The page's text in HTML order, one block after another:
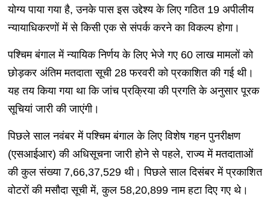
योग्य पाया गया है, उनके पास इस उद्देश्य के लिए गठित 19 अपीलीय
न्यायाधिकरणों में से किसी एक से संपर्क करने का विकल्प होगा।
पश्चिम बंगाल में न्यायिक निर्णय के लिए भेजे गए 60 लाख मामलों को
छोड़कर अंतिम मतदाता सूची 28 फरवरी को प्रकाशित की गई थी।
यह तय किया गया था कि जांच प्रक्रिया की प्रगति के अनुसार पूरक
सूचियां जारी की जाएंगी।
पिछले साल नवंबर में पश्चिम बंगाल के लिए विशेष गहन पुनरीक्षण
(एसआईआर) की अधिसूचना जारी होने से पहले, राज्य में मतदाताओं
की कुल संख्या 7,66,37,529 थी। पिछले साल दिसंबर में प्रकाशित
वोटरों की मसौदा सूची में, कुल 58,20,899 नाम हटा दिए गए थे।